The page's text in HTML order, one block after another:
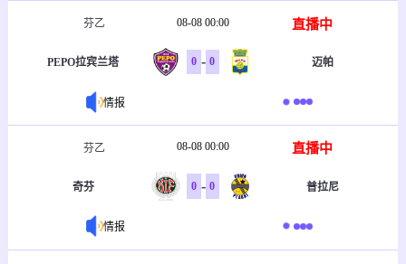
芬乙 08-08 00:00 直播中
PEPO拉宾兰塔 0 - 0 迈帕
情报
芬乙 08-08 00:00 直播中
奇芬 0 - 0 普拉尼
情报